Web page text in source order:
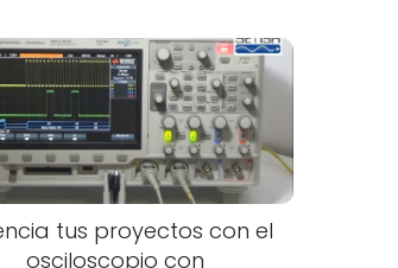
tus proyectos con el
osciloscopio con